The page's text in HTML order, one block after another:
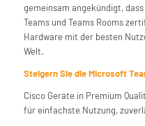
gemeinsam angekündigt,
Teams und Teams Rooms
Hardware mit der besten
Welt.
Steigern Sie die Microsoft
Cisco Geräte in Premium
für einfachste Nutzung,